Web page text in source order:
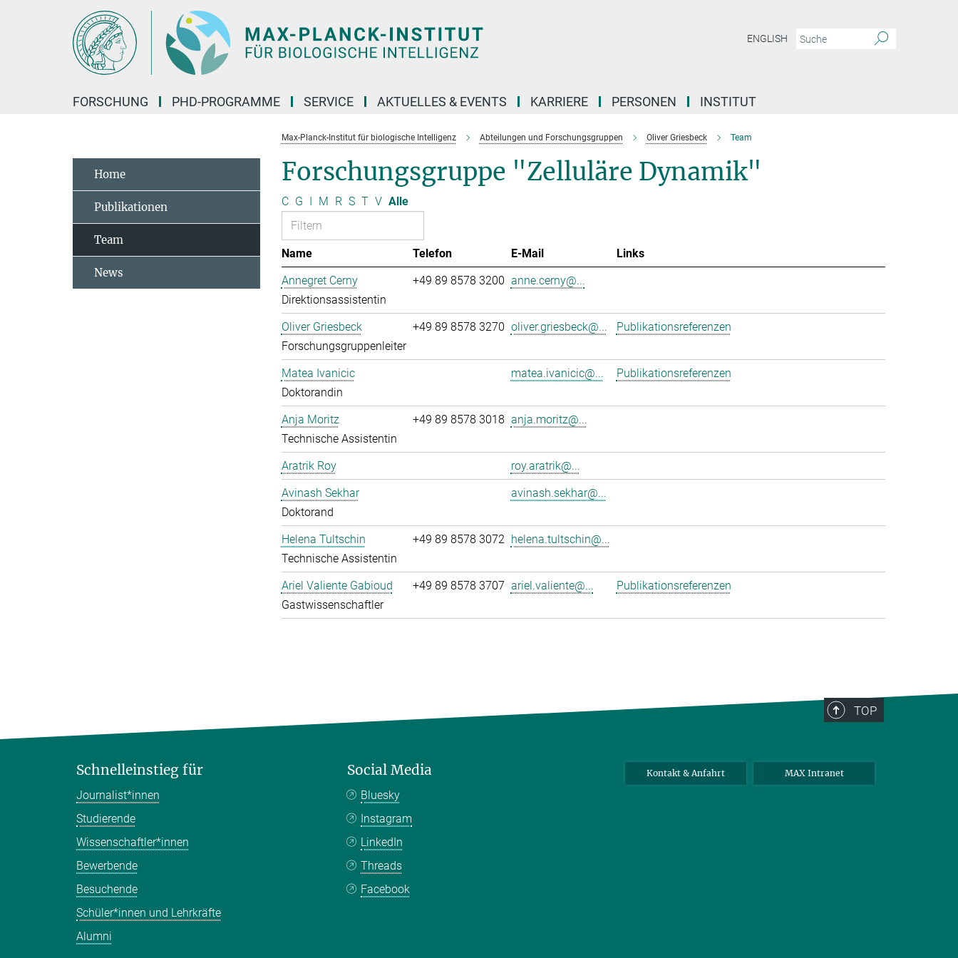
ENGLISH
FORSCHUNG PHD-PROGRAMME SERVICE AKTUELLES & EVENTS KARRIERE PERSONEN INSTITUT
Max-Planck-Institut für biologische Intelligenz Abteilungen und Forschungsgruppen Oliver Griesbeck Team
Forschungsgruppe "Zelluläre Dynamik"
C G I M R S T V Alle
Name Telefon E-Mail
Links
Annegret Cerny
Direktionsassistentin
+49 89 8578 3200 anne.cerny@...
Oliver Griesbeck
Forschungsgruppenleiter
+49 89 8578 3270 oliver.griesbeck@... Publikationsreferenzen
Matea Ivanicic
Doktorandin
matea.ivanicic@... Publikationsreferenzen
Anja Moritz
Technische Assistentin
+49 89 8578 3018 anja.moritz@...
Aratrik Roy
roy.aratrik@...
Avinash Sekhar
Doktorand
avinash.sekhar@...
Helena Tultschin
Technische Assistentin
+49 89 8578 3072 helena.tultschin@...
Ariel Valiente Gabioud
Gastwissenschaftler
+49 89 8578 3707 ariel.valiente@... Publikationsreferenzen
Home
Publikationen
Team
News
TOP
Schnelleinstieg für
Journalist*innen
Studierende
Wissenschaftler*innen
Bewerbende
Besuchende
Schüler*innen und Lehrkräfte
Alumni
Social Media
Bluesky
Instagram
LinkedIn
Threads
Facebook
Kontakt & Anfahrt MAX Intranet